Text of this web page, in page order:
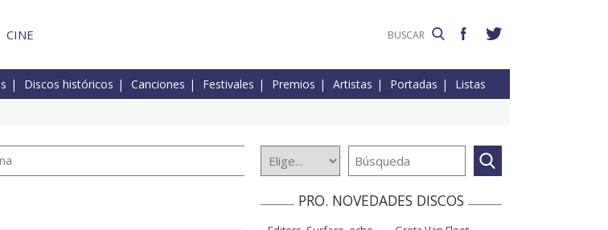
CINE
Discos históricos Canciones Festivales Premios Artistas Portadas Listas
PRO. NOVEDADES DISCOS